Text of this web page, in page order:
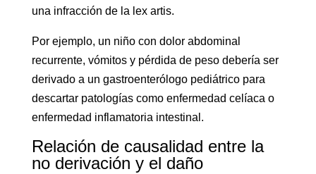
una infracción de la lex artis.
Por ejemplo, un niño con dolor abdominal
recurrente, vómitos y pérdida de peso debería ser
derivado a un gastroenterólogo pediátrico para
descartar patologías como enfermedad celíaca o
enfermedad inflamatoria intestinal.
Relación de causalidad entre la
no derivación y el daño